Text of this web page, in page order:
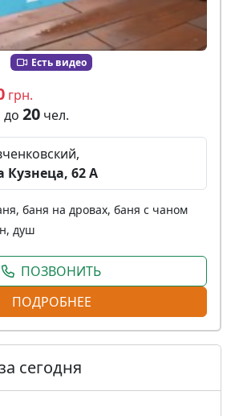
Есть видео
грн.
до 20 чел.
Кузнеца, 62 А
баня на дровах, баня с чаном
душ
ПОЗВОНИТЬ
ПОДРОБНЕЕ
сегодня